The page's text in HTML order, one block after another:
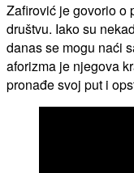
Zafirović je govorio o
društvu. Iako su
danas se mogu naći
aforizma je njegova
pronađe svoj put i